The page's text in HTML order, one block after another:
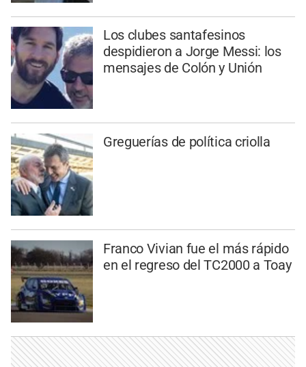
Los clubes santafesinos
despidieron a Jorge Messi: los
mensajes de Colón y Unión
Greguerías de política criolla
Franco Vivian fue el más rápido
en el regreso del TC2000 a Toay